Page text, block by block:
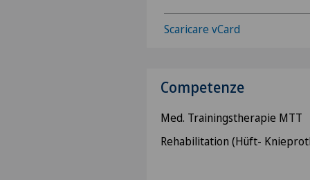
Scaricare vCard
Competenze
Med. Trainingstherapie MTT
Rehabilitation (Hüft-